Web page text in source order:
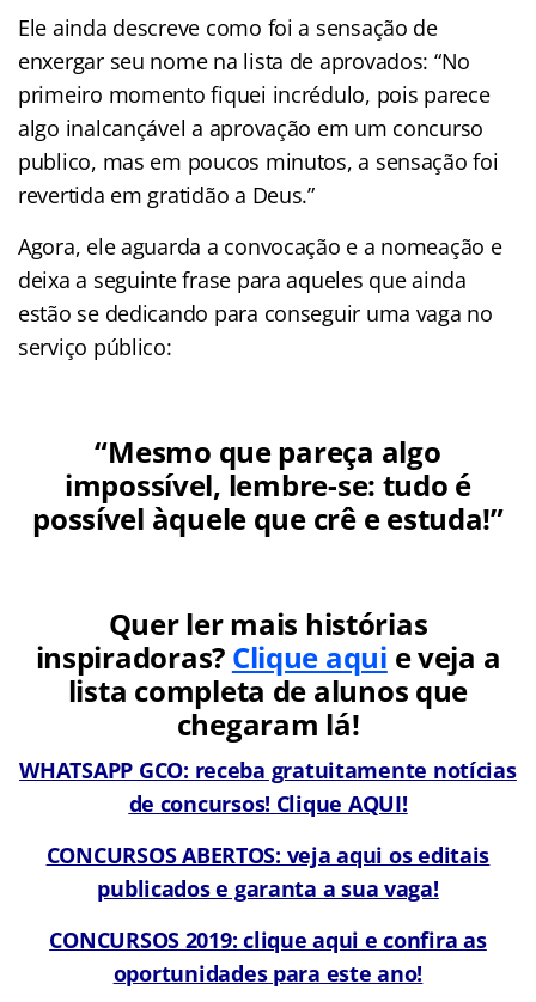
Ele ainda descreve como foi a sensação de
enxergar seu nome na lista de aprovados: “No
primeiro momento fiquei incrédulo, pois parece
algo inalcançável a aprovação em um concurso
publico, mas em poucos minutos, a sensação foi
revertida em gratidão a Deus.”
Agora, ele aguarda a convocação e a nomeação e
deixa a seguinte frase para aqueles que ainda
estão se dedicando para conseguir uma vaga no
serviço público:
“Mesmo que pareça algo
impossível, lembre-se: tudo é
possível àquele que crê e estuda!”
Quer ler mais histórias
inspiradoras? Clique aqui e veja a
lista completa de alunos que
chegaram lá!
WHATSAPP GCO: receba gratuitamente notícias
de concursos! Clique AQUI!
CONCURSOS ABERTOS: veja aqui os editais
publicados e garanta a sua vaga!
CONCURSOS 2019: clique aqui e confira as
oportunidades para este ano!